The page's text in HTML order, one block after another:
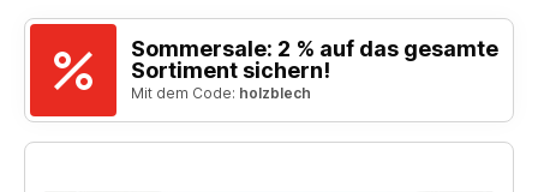
Sommersale: 2 % auf das gesamte
Sortiment sichern!
Mit dem Code: holzblech